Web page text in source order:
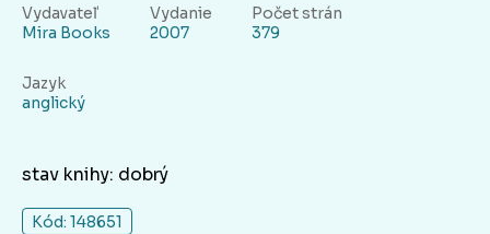
Vydavateľ
Mira Books
Vydanie
2007
Počet strán
379
Jazyk
anglický
stav knihy: dobrý
Kód: 148651